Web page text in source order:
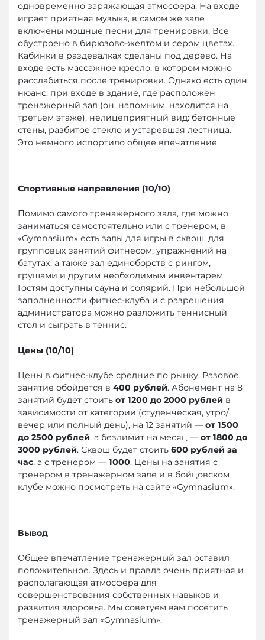
одновременно заряжающая атмосфера. На входе
играет приятная музыка, в самом же зале
включены мощные песни для тренировки. Всё
обустроено в бирюзово-желтом и сером цветах.
Кабинки в раздевалках сделаны под дерево. На
входе есть массажное кресло, в котором можно
расслабиться после тренировки. Однако есть один
нюанс: при входе в здание, где расположен
тренажерный зал (он, напомним, находится на
третьем этаже), нелицеприятный вид: бетонные
стены, разбитое стекло и устаревшая лестница.
Это немного испортило общее впечатление.
Спортивные направления (10/10)
Помимо самого тренажерного зала, где можно
заниматься самостоятельно или с тренером, в
«Gymnasium» есть залы для игры в сквош, для
групповых занятий фитнесом, упражнений на
батутах, а также зал единоборств с рингом,
грушами и другим необходимым инвентарем.
Гостям доступны сауна и солярий. При небольшой
заполненности фитнес-клуба и с разрешения
администратора можно разложить теннисный
стол и сыграть в теннис.
Цены (10/10)
Цены в фитнес-клубе средние по рынку. Разовое
занятие обойдется в 400 рублей. Абонемент на 8
занятий будет стоить от 1200 до 2000 рублей в
зависимости от категории (студенческая, утро/
вечер или полный день), на 12 занятий —от 1500
до 2500 рублей, а безлимит на месяц —от 1800 до
3000 рублей. Сквош будет стоить 600 рублей за
час, а с тренером —1000. Цены на занятия с
тренером в тренажерном зале и в бойцовском
клубе можно посмотреть на сайте «Gymnasium».
Вывод
Общее впечатление тренажерный зал оставил
положительное. Здесь и правда очень приятная и
располагающая атмосфера для
совершенствования собственных навыков и
развития здоровья. Мы советуем вам посетить
тренажерный зал «Gymnasium».